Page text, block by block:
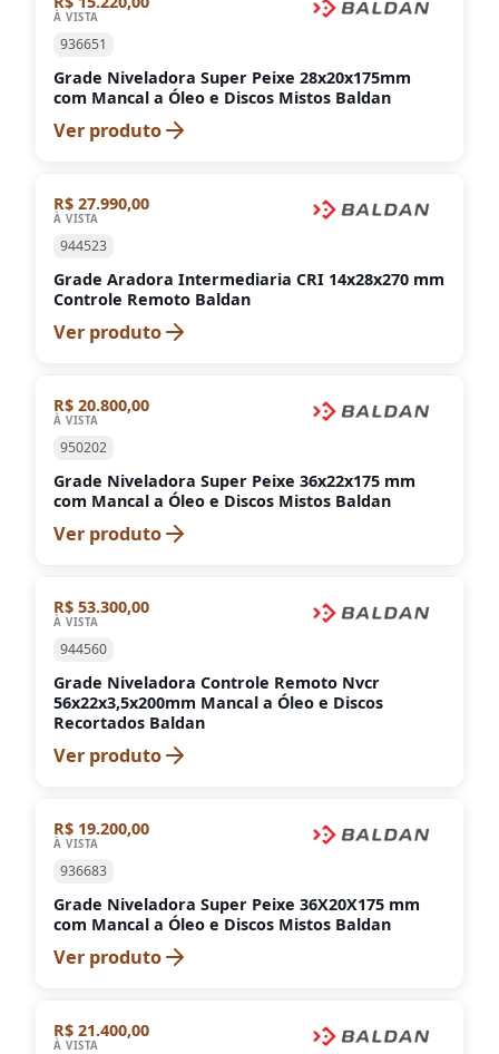
À VISTA
936651
Grade Niveladora Super Peixe 28x20x175mm
com Mancal a Óleo e Discos Mistos Baldan
Ver produto
R$ 27.990,00
À VISTA
944523
Grade Aradora Intermediaria CRI 14x28x270 mm
Controle Remoto Baldan
Ver produto
R$ 20.800,00
À VISTA
950202
Grade Niveladora Super Peixe 36x22x175 mm
com Mancal a Óleo e Discos Mistos Baldan
Ver produto
R$ 53.300,00
À VISTA
944560
Grade Niveladora Controle Remoto Nvcr
56x22x3,5x200mm Mancal a Óleo e Discos
Recortados Baldan
Ver produto
R$ 19.200,00
À VISTA
936683
Grade Niveladora Super Peixe 36X20X175 mm
com Mancal a Óleo e Discos Mistos Baldan
Ver produto
R$ 21.400,00
À VISTA